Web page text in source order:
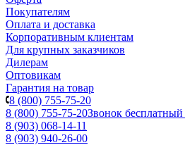
Покупателям
Оплата и доставка
Корпоративным клиентам
Для крупных заказчиков
Дилерам
Оптовикам
Гарантия на товар
8 (800) 755-75-20
8 (800) 755-75-20Звонок
8 (903) 068-14-11
8 (903) 940-26-00